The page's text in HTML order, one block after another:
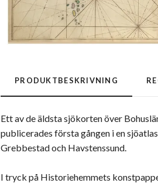
PRODUKTBESKRIVNING
Ett av de äldsta sjökorten över
publicerades första gången i en
Grebbestad och Havstenssund.
I tryck på Historiehemmets